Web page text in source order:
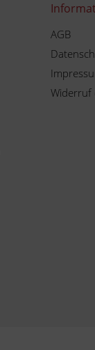
AGB
Widerruf